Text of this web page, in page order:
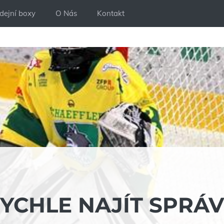
boxy O Nás Kontakt
NAJÍT